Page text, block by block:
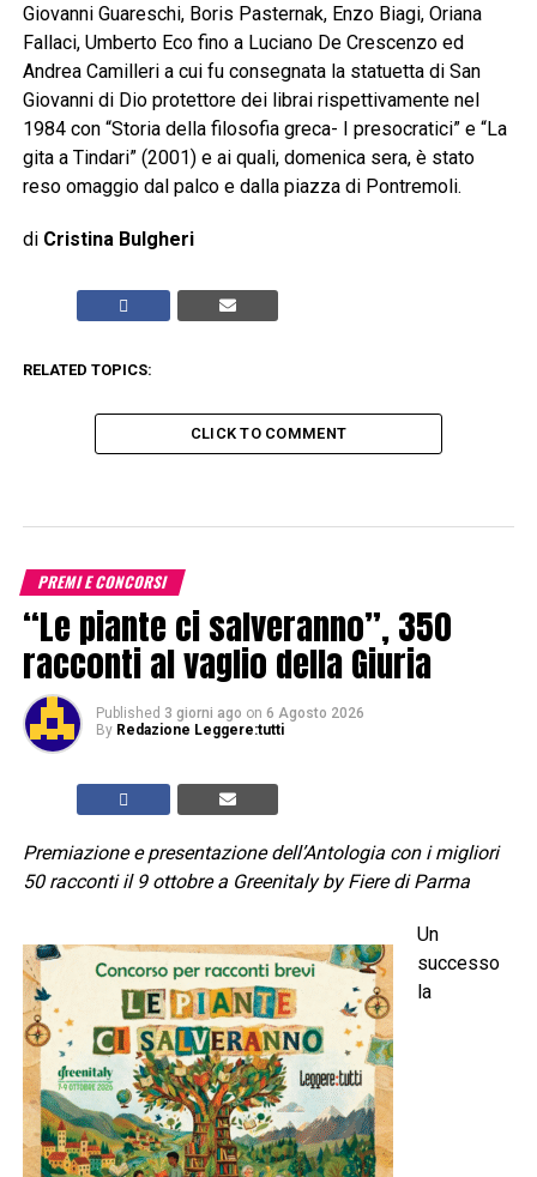
Giovanni Guareschi, Boris Pasternak, Enzo Biagi, Oriana
Fallaci, Umberto Eco fino a Luciano De Crescenzo ed
Andrea Camilleri a cui fu consegnata la statuetta di San
Giovanni di Dio protettore dei librai rispettivamente nel
1984 con “Storia della filosofia greca- I presocratici” e “La
gita a Tindari” (2001) e ai quali, domenica sera, è stato
reso omaggio dal palco e dalla piazza di Pontremoli.
di Cristina Bulgheri
RELATED TOPICS:
CLICK TO COMMENT
PREMI E CONCORSI
“Le piante ci salveranno”, 350
racconti al vaglio della Giuria
Published 3 giorni ago on 6 Agosto 2026
By Redazione Leggere:tutti
Premiazione e presentazione dell’Antologia con i migliori
50 racconti il 9 ottobre a Greenitaly by Fiere di Parma
Un
successo
la